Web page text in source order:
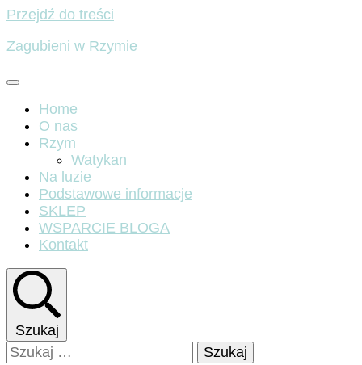
Przejdź do treści
Zagubieni w Rzymie
Home
O nas
Rzym
Watykan
Na luzie
Podstawowe informacje
SKLEP
WSPARCIE BLOGA
Kontakt
Szukaj
Szukaj: